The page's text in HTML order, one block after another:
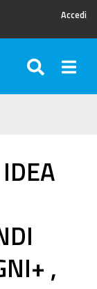
Accedi
,